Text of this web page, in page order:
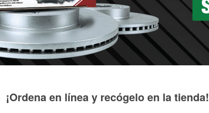
¡Ordena en línea y recógelo en la tienda!